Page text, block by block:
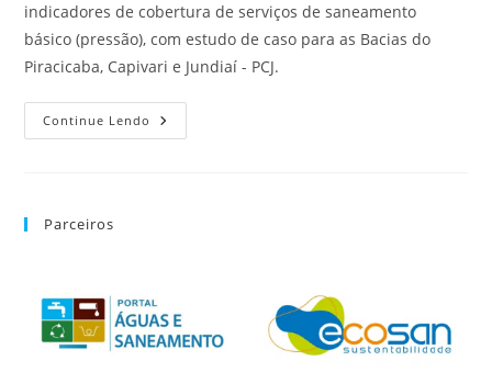
indicadores de cobertura de serviços de saneamento
básico (pressão), com estudo de caso para as Bacias do
Piracicaba, Capivari e Jundiaí - PCJ.
Continue Lendo
Parceiros